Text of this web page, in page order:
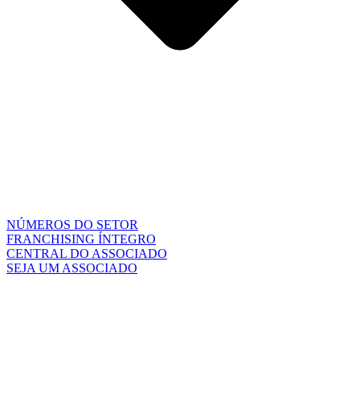
NÚMEROS DO SETOR
FRANCHISING ÍNTEGRO
CENTRAL DO ASSOCIADO
SEJA UM ASSOCIADO